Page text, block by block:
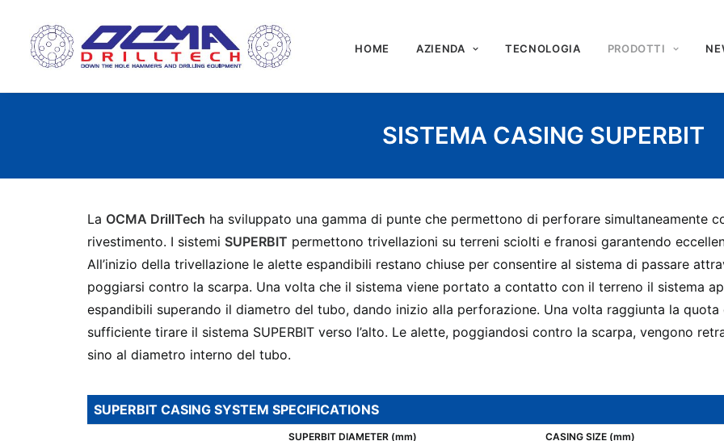
HOME AZIENDA TECNOLOGIA PRODOTTI
SISTEMA CASING SUPERBIT
La OCMA DrillTech ha sviluppato una gamma di punte che permettono di perforare simultaneamente
rivestimento. I sistemi SUPERBIT permettono trivellazioni su terreni sciolti e franosi garantendo
All’inizio della trivellazione le alette espandibili restano chiuse per consentire al sistema di passare
poggiarsi contro la scarpa. Una volta che il sistema viene portato a contatto con il terreno il sistema
espandibili superando il diametro del tubo, dando inizio alla perforazione. Una volta raggiunta la
sufficiente tirare il sistema SUPERBIT verso l’alto. Le alette, poggiandosi contro la scarpa, vengono
sino al diametro interno del tubo.
SUPERBIT CASING SYSTEM SPECIFICATIONS
SUPERBIT DIAMETER (mm)
CASING SIZE (mm)